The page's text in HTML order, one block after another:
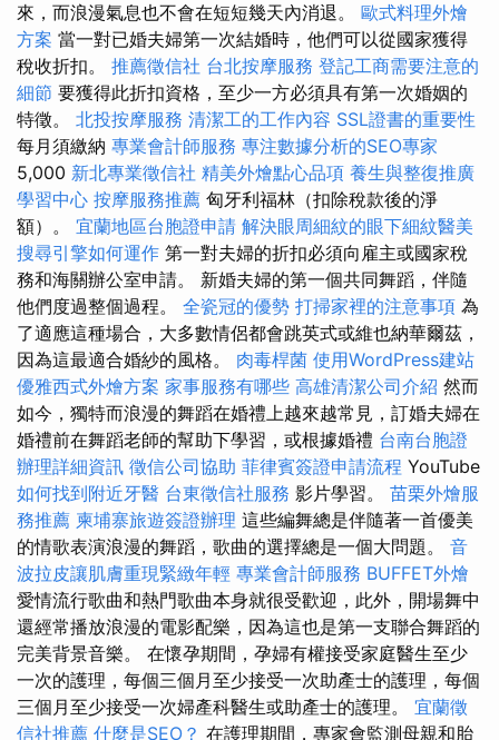
來，而浪漫氣息也不會在短短幾天內消退。 歐式料理外燴
方案 當一對已婚夫婦第一次結婚時，他們可以從國家獲得
稅收折扣。 推薦徵信社 台北按摩服務 登記工商需要注意的
細節 要獲得此折扣資格，至少一方必須具有第一次婚姻的
特徵。 北投按摩服務 清潔工的工作內容 SSL證書的重要性
每月須繳納 專業會計師服務 專注數據分析的SEO專家
5,000 新北專業徵信社 精美外燴點心品項 養生與整復推廣
學習中心 按摩服務推薦 匈牙利福林（扣除稅款後的淨
額）。 宜蘭地區台胞證申請 解決眼周細紋的眼下細紋醫美
搜尋引擎如何運作 第一對夫婦的折扣必須向雇主或國家稅
務和海關辦公室申請。 新婚夫婦的第一個共同舞蹈，伴隨
他們度過整個過程。 全瓷冠的優勢 打掃家裡的注意事項 為
了適應這種場合，大多數情侶都會跳英式或維也納華爾茲，
因為這最適合婚紗的風格。 肉毒桿菌 使用WordPress建站
優雅西式外燴方案 家事服務有哪些 高雄清潔公司介紹 然而
如今，獨特而浪漫的舞蹈在婚禮上越來越常見，訂婚夫婦在
婚禮前在舞蹈老師的幫助下學習，或根據婚禮 台南台胞證
辦理詳細資訊 徵信公司協助 菲律賓簽證申請流程 YouTube
如何找到附近牙醫 台東徵信社服務 影片學習。 苗栗外燴服
務推薦 柬埔寨旅遊簽證辦理 這些編舞總是伴隨著一首優美
的情歌表演浪漫的舞蹈，歌曲的選擇總是一個大問題。 音
波拉皮讓肌膚重現緊緻年輕 專業會計師服務 BUFFET外燴
愛情流行歌曲和熱門歌曲本身就很受歡迎，此外，開場舞中
還經常播放浪漫的電影配樂，因為這也是第一支聯合舞蹈的
完美背景音樂。 在懷孕期間，孕婦有權接受家庭醫生至少
一次的護理，每個三個月至少接受一次助產士的護理，每個
三個月至少接受一次婦產科醫生或助產士的護理。 宜蘭徵
信社推薦 什麼是SEO？ 在護理期間，專家會監測母親和胎